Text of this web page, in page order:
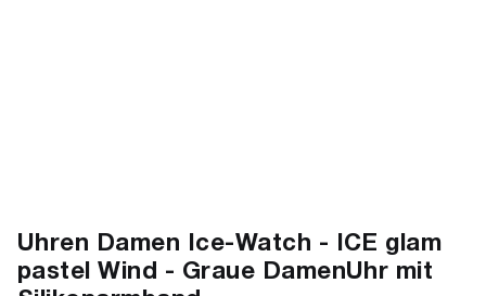
Uhren Damen Ice-Watch - ICE glam
pastel Wind - Graue DamenUhr mit